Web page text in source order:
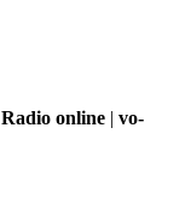
Radio online | vo-